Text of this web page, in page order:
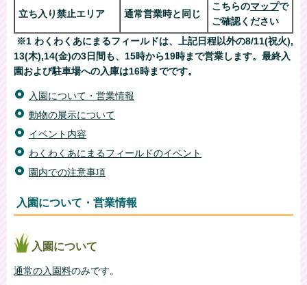
立ち入り禁止エリア 通常営業時と同じ
こちらのマップで
ご確認ください
※1 わくわくあにまるフィールドは、上記日程以外の8/11(祝火),
13(木),14(金)の3日間も、15時から19時まで営業します。最終入
園および駐車場への入庫は16時までです。
入園について・営業情報
動物の展示について
イベント内容
わくわくあにまるフィールドのイベント
園内での注意事項
入園について・営業情報
入園について
通常の入園料のみです。